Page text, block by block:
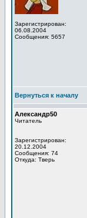
Зарегистрирован:
06.08.2004
Сообщения: 5657
Вернуться к началу
Александр50
Читатель
Зарегистрирован:
20.12.2004
Сообщения: 74
Откуда: Тверь